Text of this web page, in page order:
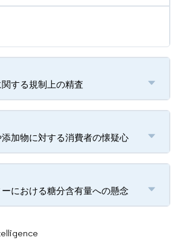
する規制上の精査
加物に対する消費者の懐疑心
における糖分含有量への懸念